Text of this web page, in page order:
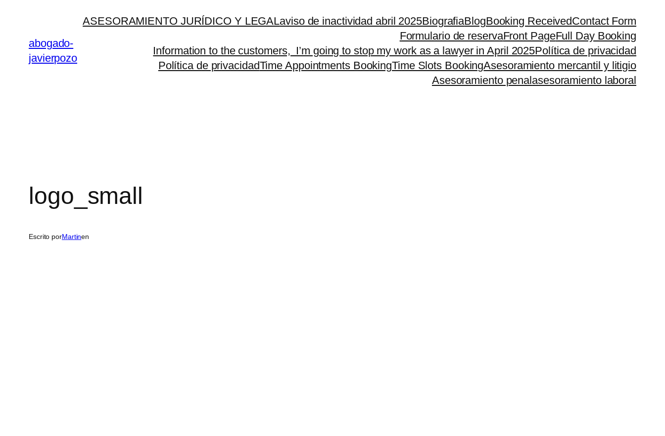
contenidoabogado-
javierpozo
ASESORAMIENTO JURÍDICO Y LEGALaviso de inactividad abril 2025BiografiaBlogBooking ReceivedContact Form
Formulario de reservaFront PageFull Day Booking
Information to the customers, I’m going to stop my work as a lawyer in April 2025Política de privacidad
Política de privacidadTime Appointments BookingTime Slots BookingAsesoramiento mercantil y litigio
Asesoramiento penalasesoramiento laboral
logo_small
Escrito porMartinen